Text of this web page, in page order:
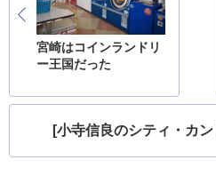
宮崎はコインランドリ
ー王国だった
[小寺信良のシティ・カ